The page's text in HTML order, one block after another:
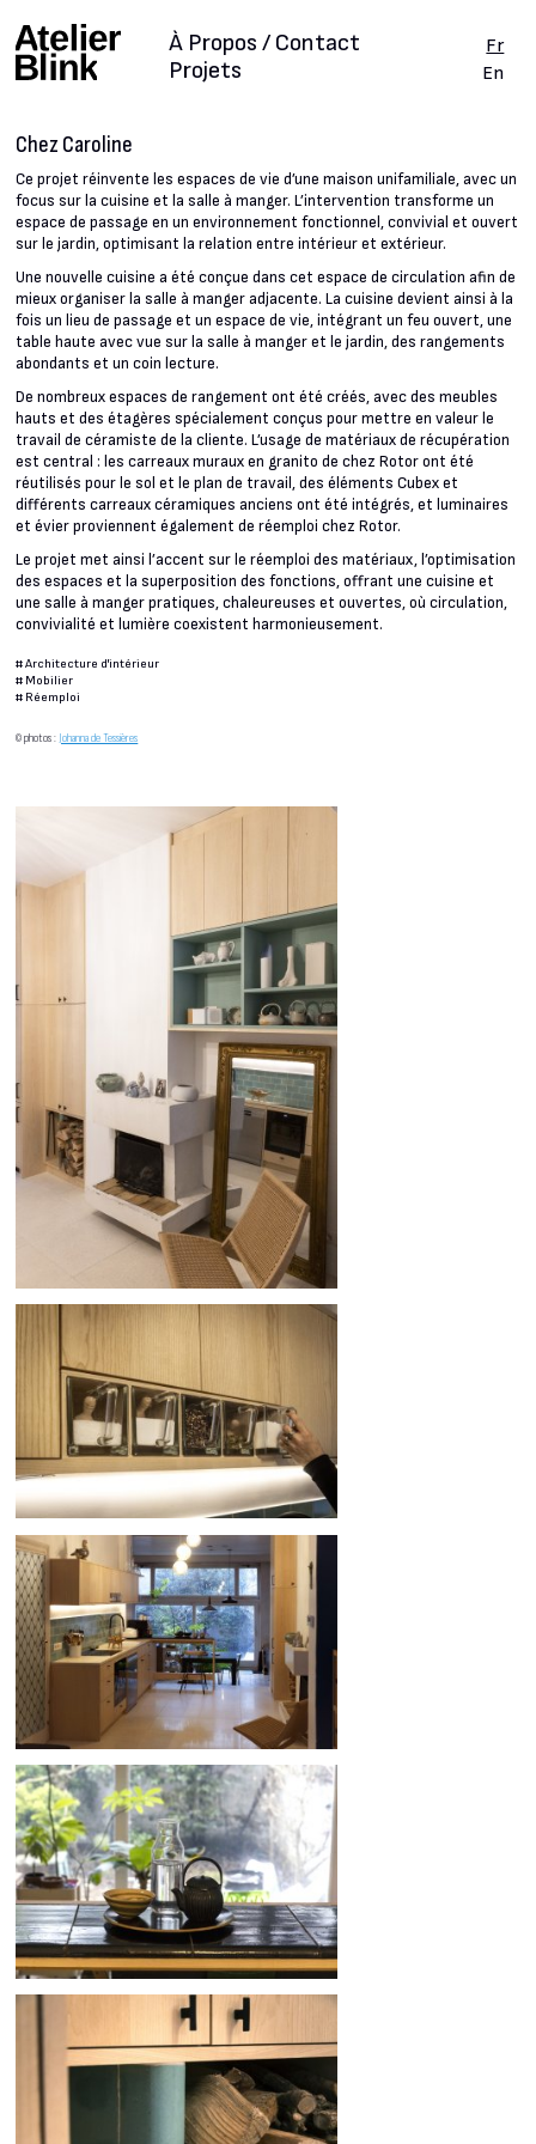
Projets
À Propos / Contact
Fr
En
Chez Caroline
Ce projet réinvente les espaces de vie d’une maison unifamiliale, avec un
focus sur la cuisine et la salle à manger. L’intervention transforme un
espace de passage en un environnement fonctionnel, convivial et ouvert
sur le jardin, optimisant la relation entre intérieur et extérieur.
Une nouvelle cuisine a été conçue dans cet espace de circulation afin de
mieux organiser la salle à manger adjacente. La cuisine devient ainsi à la
fois un lieu de passage et un espace de vie, intégrant un feu ouvert, une
table haute avec vue sur la salle à manger et le jardin, des rangements
abondants et un coin lecture.
De nombreux espaces de rangement ont été créés, avec des meubles
hauts et des étagères spécialement conçus pour mettre en valeur le
travail de céramiste de la cliente. L’usage de matériaux de récupération
est central : les carreaux muraux en granito de chez Rotor ont été
réutilisés pour le sol et le plan de travail, des éléments Cubex et
différents carreaux céramiques anciens ont été intégrés, et luminaires
et évier proviennent également de réemploi chez Rotor.
Le projet met ainsi l’accent sur le réemploi des matériaux, l’optimisation
des espaces et la superposition des fonctions, offrant une cuisine et
une salle à manger pratiques, chaleureuses et ouvertes, où circulation,
convivialité et lumière coexistent harmonieusement.
#Architecture d'intérieur
# Mobilier
# Réemploi
© photos : Johanna de Tessières